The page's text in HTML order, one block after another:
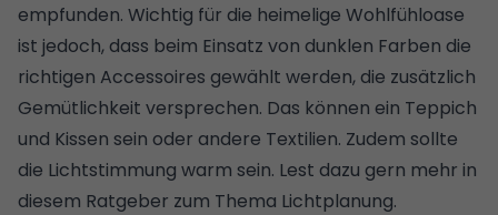
empfunden. Wichtig für die heimelige Wohlfühloase
ist jedoch, dass beim Einsatz von dunklen Farben die
richtigen Accessoires gewählt werden, die zusätzlich
Gemütlichkeit versprechen. Das können ein Teppich
und Kissen sein oder andere Textilien. Zudem sollte
die Lichtstimmung warm sein. Lest dazu gern mehr in
diesem Ratgeber zum Thema Lichtplanung.